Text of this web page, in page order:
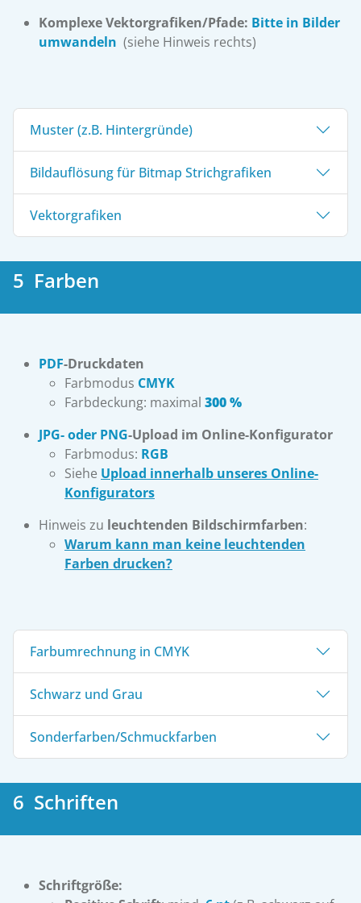
Komplexe Vektorgrafiken/Pfade: Bitte in Bilder
umwandeln (siehe Hinweis rechts)
Muster (z.B. Hintergründe)
Bildauflösung für Bitmap Strichgrafiken
Vektorgrafiken
5 Farben
PDF-Druckdaten
Farbmodus CMYK
Farbdeckung: maximal 300 %
JPG- oder PNG-Upload im Online-Konfigurator
Farbmodus: RGB
Siehe Upload innerhalb unseres Online-
Konfigurators
Hinweis zu leuchtenden Bildschirmfarben:
Warum kann man keine leuchtenden
Farben drucken?
Farbumrechnung in CMYK
Schwarz und Grau
Sonderfarben/Schmuckfarben
6 Schriften
Schriftgröße: